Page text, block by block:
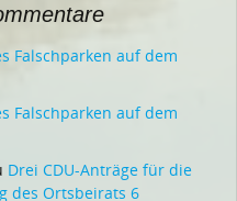
Falschparken auf dem
Falschparken auf dem
Drei CDU-Anträge für die
des Ortsbeirats 6